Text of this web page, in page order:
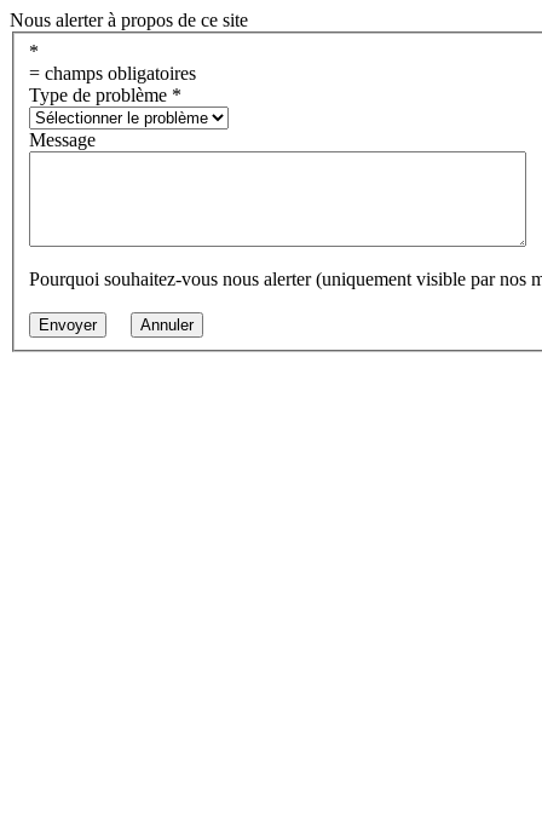
Nous alerter à propos de ce site
*
= champs obligatoires
Type de problème *
Message
Pourquoi souhaitez-vous nous alerter (uniquement visible par nos